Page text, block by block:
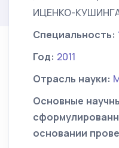
ИЦЕНКО-
Специальность:
Год: 2011
Отрасль науки:
Основные
основании